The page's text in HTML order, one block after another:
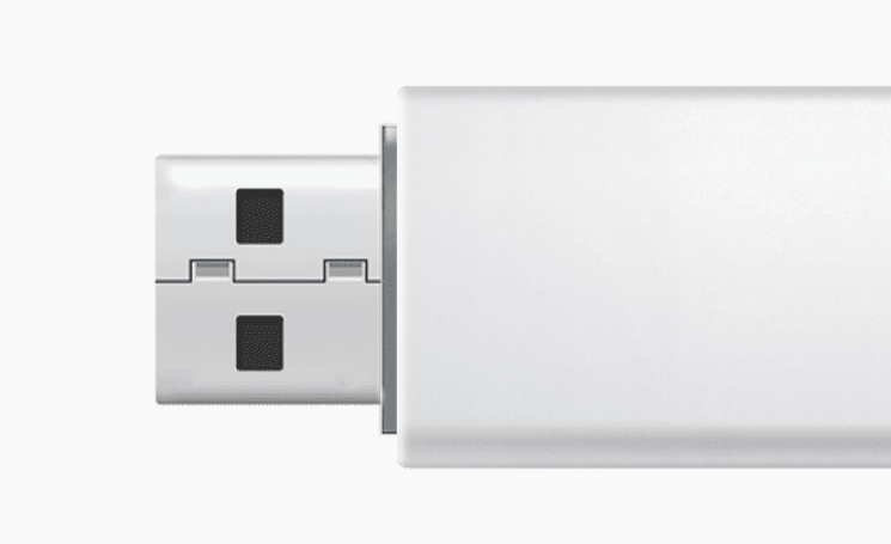
51 см
Длина/ширина/высота без упаковки наружного блока
AUX_RAC_BA_TECHNICAL_INFORMATION_[20250417].pdf
user_manual_AUX_BA_202508-01.pdf
Каталог_AUX_2025.pdf
С этим товаром покупают